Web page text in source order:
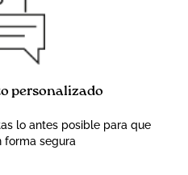
personalizado
lo antes posible para que
forma segura